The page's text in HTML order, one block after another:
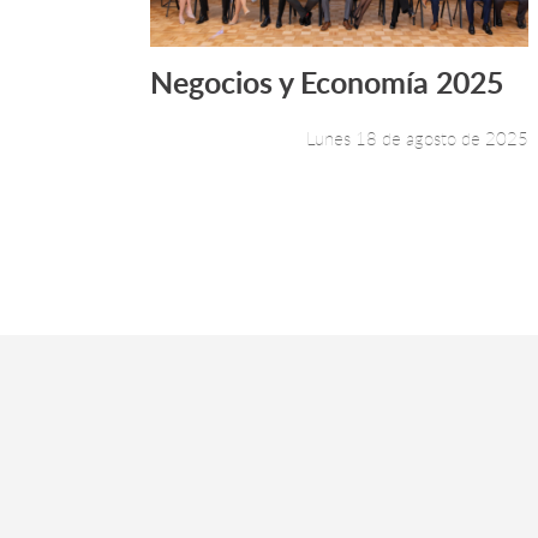
Leer más +
Negocios y Economía 2025
Lunes 18 de agosto de 2025